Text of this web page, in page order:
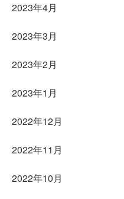
2023年4月
2023年3月
2023年2月
2023年1月
2022年12月
2022年11月
2022年10月